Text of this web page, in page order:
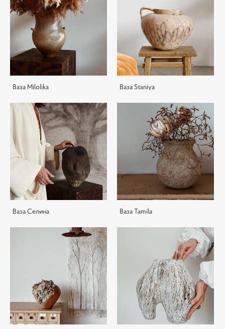
Ваза Milolika Ваза Staniya
Ваза Селина Ваза Tamila